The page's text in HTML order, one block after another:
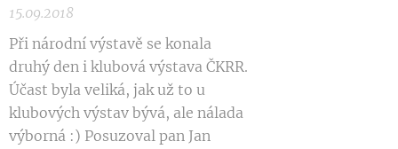
15.09.2018
Při národní výstavě se konala
druhý den i klubová výstava ČKRR.
Účast byla veliká, jak už to u
klubových výstav bývá, ale nálada
výborná :) Posuzoval pan Jan